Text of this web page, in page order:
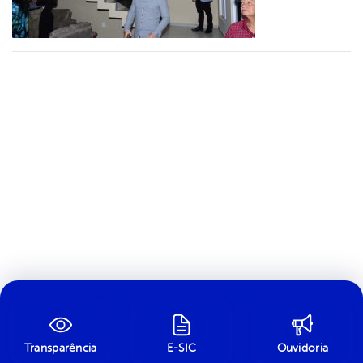
Transparência E-SIC Ouvidoria